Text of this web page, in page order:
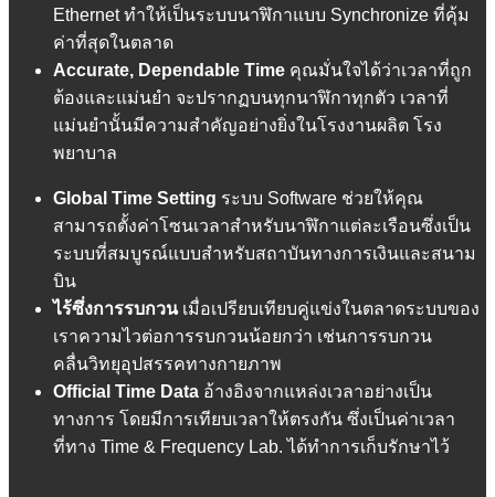
Ethernet ทำให้เป็นระบบนาฬิกาแบบ Synchronize ที่คุ้ม
ค่าที่สุดในตลาด
Accurate, Dependable Time คุณมั่นใจได้ว่าเวลาที่ถูก
ต้องและแม่นยำ จะปรากฏบนทุกนาฬิกาทุกตัว เวลาที่
แม่นยำนั้นมีความสำคัญอย่างยิ่งในโรงงานผลิต โรง
พยาบาล
Global Time Setting ระบบ Software ช่วยให้คุณ
สามารถตั้งค่าโซนเวลาสำหรับนาฬิกาแต่ละเรือนซึ่งเป็น
ระบบที่สมบูรณ์แบบสำหรับสถาบันทางการเงินและสนาม
บิน
ไร้ซึ่งการรบกวน เมื่อเปรียบเทียบคู่แข่งในตลาดระบบของ
เราความไวต่อการรบกวนน้อยกว่า เช่นการรบกวน
คลื่นวิทยุอุปสรรคทางกายภาพ
Official Time Data อ้างอิงจากแหล่งเวลาอย่างเป็น
ทางการ โดยมีการเทียบเวลาให้ตรงกัน ซึ่งเป็นค่าเวลา
ที่ทาง Time & Frequency Lab. ได้ทำการเก็บรักษาไว้